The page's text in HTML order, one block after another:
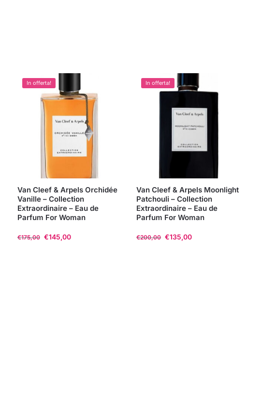
In offerta!
Van Cleef & Arpels Orchidée
Vanille – Collection
Extraordinaire – Eau de
Parfum For Woman
€175,00 €145,00
In offerta!
Van Cleef & Arpels Moonlight
Patchouli – Collection
Extraordinaire – Eau de
Parfum For Woman
€200,00 €135,00